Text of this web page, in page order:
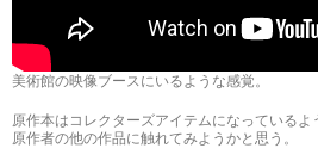
美術館の映像ブースにいるような感覚。
原作本はコレクターズアイテムになっているよ
原作者の他の作品に触れてみようかと思う。